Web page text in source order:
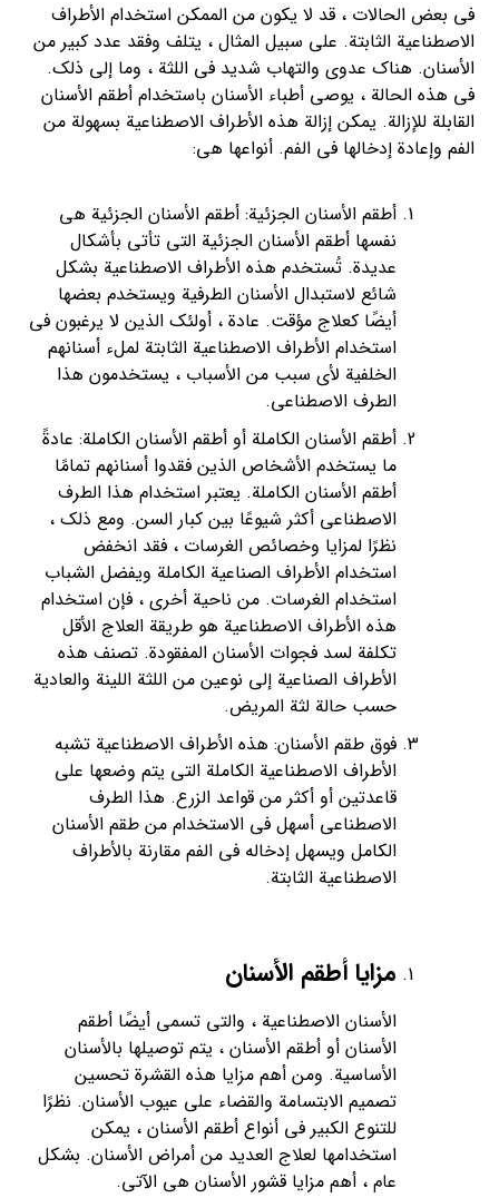
في بعض الحالات ، قد لا يكون من الممكن استخدام الأطراف
الاصطناعية الثابتة. على سبيل المثال ، يتلف وفقد عدد كبير من
الأسنان. هناك عدوى والتهاب شديد في اللثة ، وما إلى ذلك.
في هذه الحالة ، يوصي أطباء الأسنان باستخدام أطقم الأسنان
القابلة للإزالة. يمكن إزالة هذه الأطراف الاصطناعية بسهولة من
الفم وإعادة إدخالها في الفم. أنواعها هي:
أطقم الأسنان الجزئية: أطقم الأسنان الجزئية هي
نفسها أطقم الأسنان الجزئية التي تأتي بأشكال
عديدة. تُستخدم هذه الأطراف الاصطناعية بشكل
شائع لاستبدال الأسنان الطرفية ويستخدم بعضها
أيضًا كعلاج مؤقت. عادة ، أولئك الذين لا يرغبون في
استخدام الأطراف الاصطناعية الثابتة لملء أسنانهم
الخلفية لأي سبب من الأسباب ، يستخدمون هذا
الطرف الاصطناعي.
أطقم الأسنان الكاملة أو أطقم الأسنان الكاملة: عادةً
ما يستخدم الأشخاص الذين فقدوا أسنانهم تمامًا
أطقم الأسنان الكاملة. يعتبر استخدام هذا الطرف
الاصطناعي أكثر شيوعًا بين كبار السن. ومع ذلك ،
نظرًا لمزايا وخصائص الغرسات ، فقد انخفض
استخدام الأطراف الصناعية الكاملة ويفضل الشباب
استخدام الغرسات. من ناحية أخرى ، فإن استخدام
هذه الأطراف الاصطناعية هو طريقة العلاج الأقل
تكلفة لسد فجوات الأسنان المفقودة. تصنف هذه
الأطراف الصناعية إلى نوعين من اللثة اللينة والعادية
حسب حالة لثة المريض.
فوق طقم الأسنان: هذه الأطراف الاصطناعية تشبه
الأطراف الاصطناعية الكاملة التي يتم وضعها على
قاعدتين أو أكثر من قواعد الزرع. هذا الطرف
الاصطناعي أسهل في الاستخدام من طقم الأسنان
الكامل ويسهل إدخاله في الفم مقارنة بالأطراف
الاصطناعية الثابتة.
مزايا أطقم الأسنان
الأسنان الاصطناعية ، والتي تسمى أيضًا أطقم
الأسنان أو أطقم الأسنان ، يتم توصيلها بالأسنان
الأساسية. ومن أهم مزايا هذه القشرة تحسين
تصميم الابتسامة والقضاء على عيوب الأسنان. نظرًا
للتنوع الكبير في أنواع أطقم الأسنان ، يمكن
استخدامها لعلاج العديد من أمراض الأسنان. بشكل
عام ، أهم مزايا قشور الأسنان هي الآتي.